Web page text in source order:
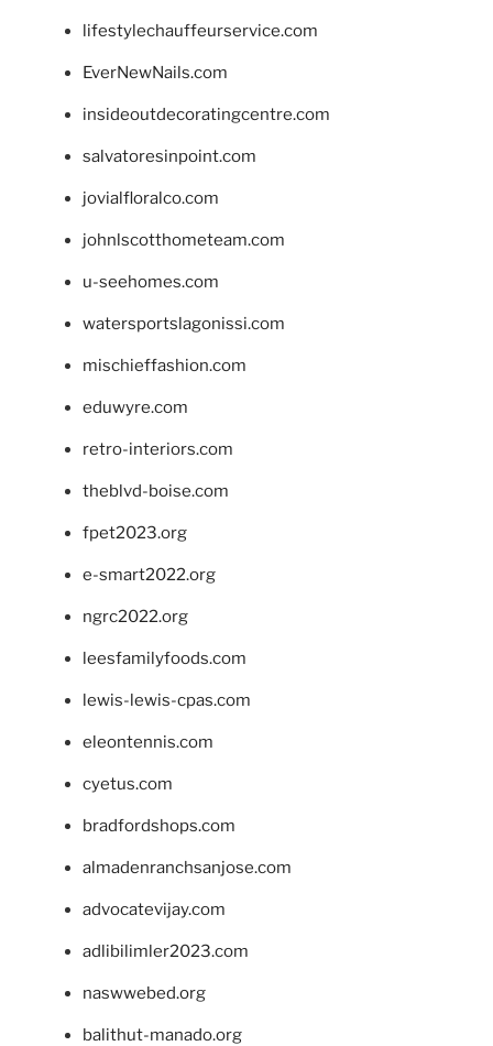
lifestylechauffeurservice.com
EverNewNails.com
insideoutdecoratingcentre.com
salvatoresinpoint.com
jovialfloralco.com
johnlscotthometeam.com
u-seehomes.com
watersportslagonissi.com
mischieffashion.com
eduwyre.com
retro-interiors.com
theblvd-boise.com
fpet2023.org
e-smart2022.org
ngrc2022.org
leesfamilyfoods.com
lewis-lewis-cpas.com
eleontennis.com
cyetus.com
bradfordshops.com
almadenranchsanjose.com
advocatevijay.com
adlibilimler2023.com
naswwebed.org
balithut-manado.org